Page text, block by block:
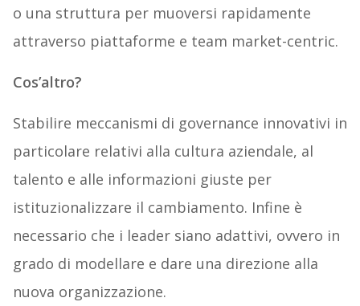
o una struttura per muoversi rapidamente
attraverso piattaforme e team market-centric.
Cos’altro?
Stabilire meccanismi di governance innovativi in
particolare relativi alla cultura aziendale, al
talento e alle informazioni giuste per
istituzionalizzare il cambiamento. Infine è
necessario che i leader siano adattivi, ovvero in
grado di modellare e dare una direzione alla
nuova organizzazione.